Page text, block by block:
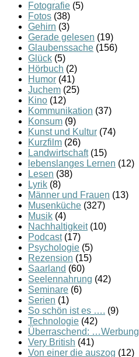
Fotografie (5)
Fotos (38)
Gehirn (3)
Gerade gelesen (19)
Glaubenssache (156)
Glück (5)
Hörbuch (2)
Humor (41)
Juchem (25)
Kino (12)
Kommunikation (37)
Konsum (9)
Kunst und Kultur (74)
Kurzfilm (26)
Landwirtschaft(15)
lebenslanges Lernen (12)
Lesen (38)
Lyrik (8)
Männer und Frauen (13)
Musenküche (327)
Musik (4)
Nachhaltigkeit(10)
Podcast(17)
Psychologie (5)
Rezension (15)
Saarland (60)
Seelennahrung (42)
Seminare (6)
Serien (1)
So schön ist es …. (9)
Technologie (42)
Überraschend: …Werbung
Very British (41)
Von einer die auszog (12)